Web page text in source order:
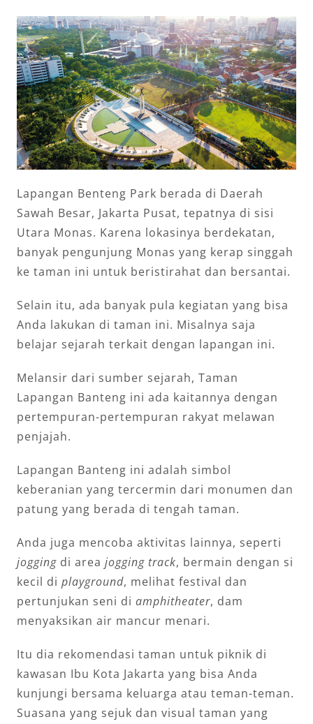
Lapangan Benteng Park berada di Daerah
Sawah Besar, Jakarta Pusat, tepatnya di sisi
Utara Monas. Karena lokasinya berdekatan,
banyak pengunjung Monas yang kerap singgah
ke taman ini untuk beristirahat dan bersantai.
Selain itu, ada banyak pula kegiatan yang bisa
Anda lakukan di taman ini. Misalnya saja
belajar sejarah terkait dengan lapangan ini.
Melansir dari sumber sejarah, Taman
Lapangan Banteng ini ada kaitannya dengan
pertempuran-pertempuran rakyat melawan
penjajah.
Lapangan Banteng ini adalah simbol
keberanian yang tercermin dari monumen dan
patung yang berada di tengah taman.
Anda juga mencoba aktivitas lainnya, seperti
joggingdi area jogging track, bermain dengan si
kecil di playground, melihat festival dan
pertunjukan seni di amphitheater, dam
menyaksikan air mancur menari.
Itu dia rekomendasi taman untuk piknik di
kawasan Ibu Kota Jakarta yang bisa Anda
kunjungi bersama keluarga atau teman-teman.
Suasana yang sejuk dan visual taman yang